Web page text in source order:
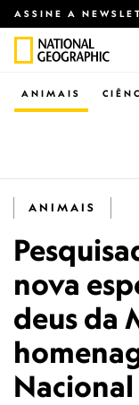
ASSINE A
ANIMAIS
ANIMAIS
nova
deus da
Nacional